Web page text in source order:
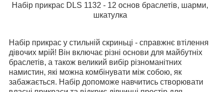
Набір прикрас DLS 1132 - 12 основ браслетів, шарми,
шкатулка
Набір прикрас у стильній скриньці - справжнє втілення
дівочих мрій! Він включає різні основи для майбутніх
браслетів, а також великий вибір різноманітних
намистин, які можна комбінувати між собою, як
забажається. Набір допоможе навчитись створювати